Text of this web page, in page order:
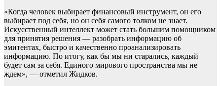
«Когда человек выбирает финансовый инструмент, он его
выбирает под себя, но он себя самого толком не знает.
Искусственный интеллект может стать большим помощником
для принятия решения — разобрать информацию об
эмитентах, быстро и качественно проанализировать
информацию. По итогу, как бы мы ни старались, каждый
будет сам за себя. Единого мирового пространства мы не
ждем», — отметил Жидков.